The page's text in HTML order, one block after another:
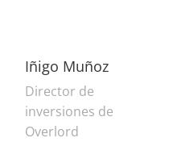
Iñigo Muñoz
Director de
inversiones de
Overlord